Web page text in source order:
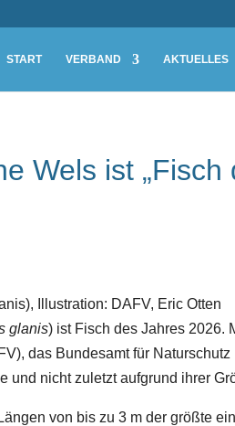
START VERBAND AKTUELLES
Wels ist „Fisch
Illustration: DAFV, Eric Otten
glanis) ist Fisch des Jahres 2026.
das Bundesamt für
und nicht zuletzt aufgrund ihrer
von bis zu 3 m der größte